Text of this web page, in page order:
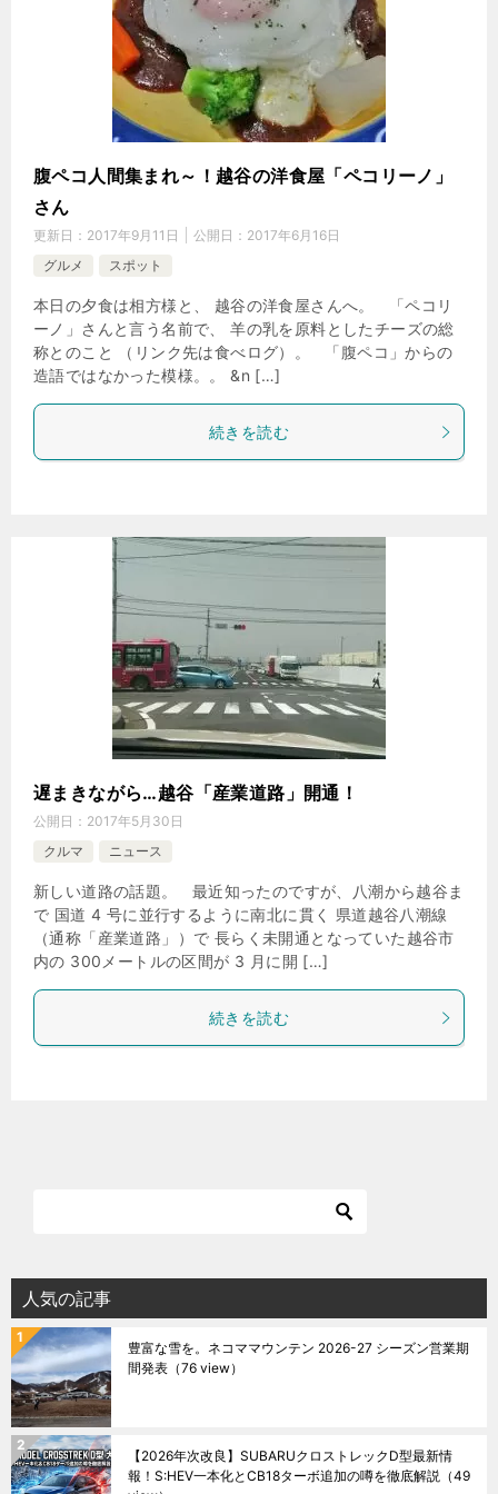
腹ペコ人間集まれ～！越谷の洋食屋「ペコリーノ」
さん
更新日： 2017年9月11日 公開日： 2017年6月16日
グルメ
スポット
本日の夕食は相方様と、 越谷の洋食屋さんへ。 「ペコリ
ーノ」さんと言う名前で、 羊の乳を原料としたチーズの総
称とのこと （リンク先は食べログ）。 「腹ペコ」からの
造語ではなかった模様。。 &n […]
続きを読む
遅まきながら…越谷「産業道路」開通！
公開日： 2017年5月30日
クルマ
ニュース
新しい道路の話題。 最近知ったのですが、八潮から越谷ま
で 国道 4 号に並行するように南北に貫く 県道越谷八潮線
（通称「産業道路」）で 長らく未開通となっていた越谷市
内の 300メートルの区間が 3 月に開 […]
続きを読む
人気の記事
豊富な雪を。ネコママウンテン 2026-27 シーズン営業期
間発表 （76 view）
【2026年次改良】SUBARUクロストレックD型最新情
報！S:HEV一本化とCB18ターボ追加の噂を徹底解説 （49